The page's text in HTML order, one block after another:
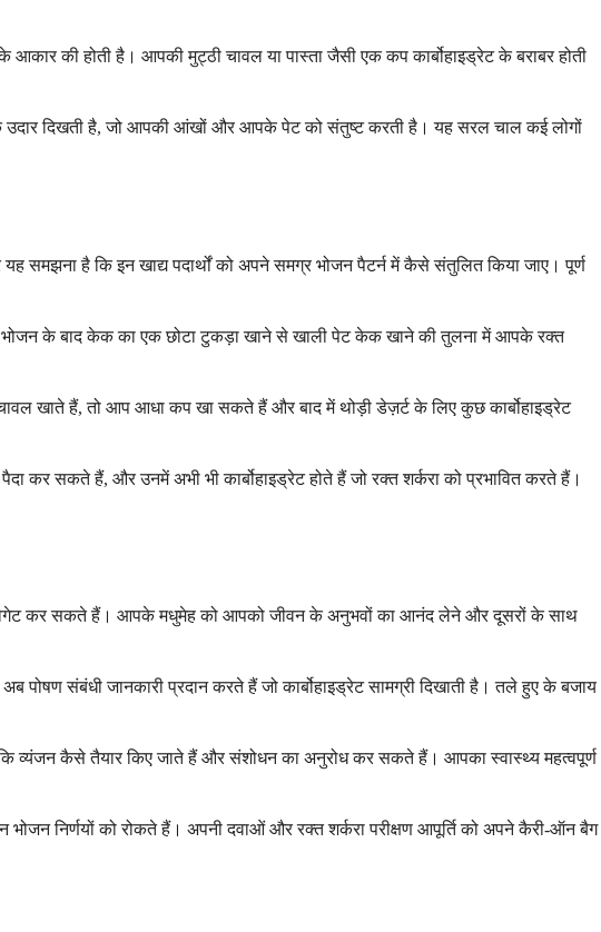
की होती है। आपकी मुट्ठी चावल या पास्ता जैसी एक कप कार्बोहाइड्रेट के बराबर होती
उदार दिखती है, जो आपकी आंखों और आपके पेट को संतुष्ट करती है। यह सरल चाल कई लोगों
है कि इन खाद्य पदार्थों को अपने समग्र भोजन पैटर्न में कैसे संतुलित किया जाए। पूर्ण
के बाद केक का एक छोटा टुकड़ा खाने से खाली पेट केक खाने की तुलना में आपके रक्त
खाते हैं, तो आप आधा कप खा सकते हैं और बाद में थोड़ी डेज़र्ट के लिए कुछ कार्बोहाइड्रेट
कर सकते हैं, और उनमें अभी भी कार्बोहाइड्रेट होते हैं जो रक्त शर्करा को प्रभावित करते हैं।
कर सकते हैं। आपके मधुमेह को आपको जीवन के अनुभवों का आनंद लेने और दूसरों के साथ
संबंधी जानकारी प्रदान करते हैं जो कार्बोहाइड्रेट सामग्री दिखाती है। तले हुए के बजाय
कैसे तैयार किए जाते हैं और संशोधन का अनुरोध कर सकते हैं। आपका स्वास्थ्य महत्वपूर्ण
निर्णयों को रोकते हैं। अपनी दवाओं और रक्त शर्करा परीक्षण आपूर्ति को अपने कैरी-ऑन बैग